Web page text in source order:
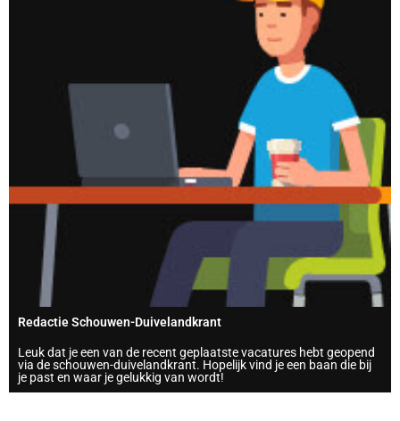
Redactie Schouwen-Duivelandkrant
Leuk dat je een van de recent geplaatste vacatures hebt geopend
via de schouwen-duivelandkrant. Hopelijk vind je een baan die bij
je past en waar je gelukkig van wordt!